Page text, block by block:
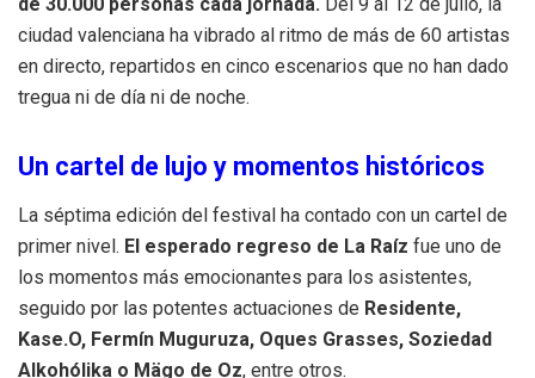
ciudad valenciana ha vibrado al ritmo de más de 60 artistas
en directo, repartidos en cinco escenarios que no han dado
tregua ni de día ni de noche.
Un cartel de lujo y momentos históricos
La séptima edición del festival ha contado con un cartel de
primer nivel. El esperado regreso de La Raíz fue uno de
los momentos más emocionantes para los asistentes,
seguido por las potentes actuaciones de Residente,
Kase.O, Fermín Muguruza, Oques Grasses, Soziedad
Alkohólika o Mägo de Oz, entre otros.